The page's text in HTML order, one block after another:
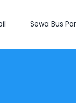
Sewa Bus